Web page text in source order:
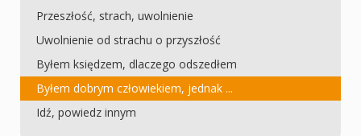
Przeszłość, strach, uwolnienie
Uwolnienie od strachu o przyszłość
Byłem księdzem, dlaczego odszedłem
Byłem dobrym człowiekiem, jednak ...
Idź, powiedz innym